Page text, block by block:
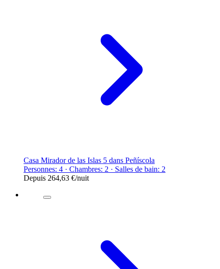
Casa Mirador de las Islas 5 dans Peñíscola
Personnes: 4 · Chambres: 2 · Salles de bain: 2
Depuis 264,63 €/nuit